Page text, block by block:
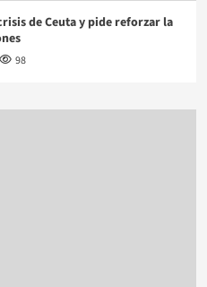
de Ceuta y pide reforzar la
98